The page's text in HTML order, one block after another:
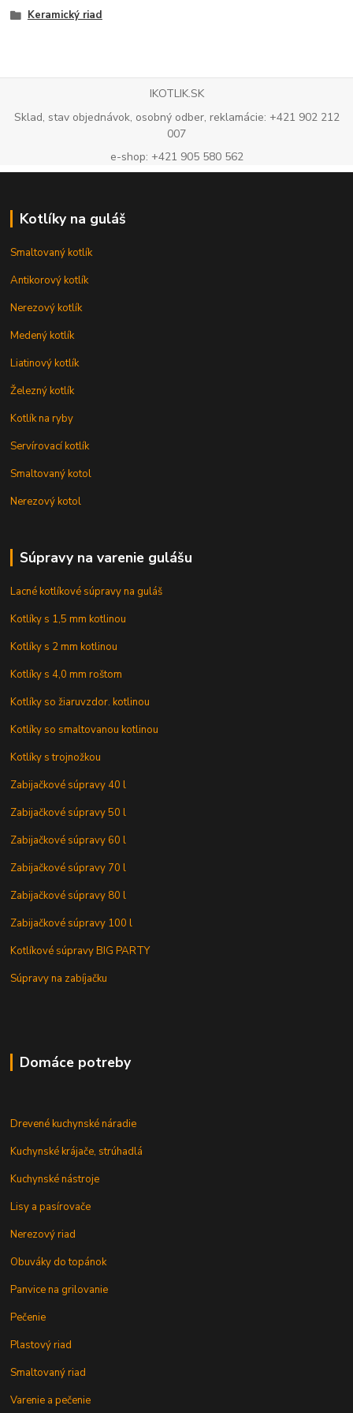
Keramický riad
IKOTLIK.SK
Sklad, stav objednávok, osobný odber, reklamácie: +421 902 212
007
e-shop: +421 905 580 562
Kotlíky na guláš
Smaltovaný kotlík
Antikorový kotlík
Nerezový kotlík
Medený kotlík
Liatinový kotlík
Železný kotlík
Kotlík na ryby
Servírovací kotlík
Smaltovaný kotol
Nerezový kotol
Súpravy na varenie gulášu
Lacné kotlíkové súpravy na guláš
Kotlíky s 1,5 mm kotlinou
Kotlíky s 2 mm kotlinou
Kotlíky s 4,0 mm roštom
Kotlíky so žiaruvzdor. kotlinou
Kotlíky so smaltovanou kotlinou
Kotlíky s trojnožkou
Zabijačkové súpravy 40 l
Zabijačkové súpravy 50 l
Zabijačkové súpravy 60 l
Zabijačkové súpravy 70 l
Zabijačkové súpravy 80 l
Zabijačkové súpravy 100 l
Kotlíkové súpravy BIG PARTY
Súpravy na zabíjačku
Domáce potreby
Drevené kuchynské náradie
Kuchynské krájače, strúhadlá
Kuchynské nástroje
Lisy a pasírovače
Nerezový riad
Obuváky do topánok
Panvice na grilovanie
Pečenie
Plastový riad
Smaltovaný riad
Varenie a pečenie